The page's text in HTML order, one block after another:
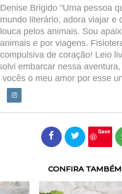
Denise Brigido "Uma pessoa
mundo literário, adora viajar e
louca pelos animais. Sou
animais e por viagens.
compulsiva de coração! Leio
embarcar nessa
o meu amor por esse
Save
CONFIRA